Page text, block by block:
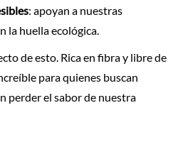
: apoyan a nuestras
la huella ecológica.
de esto. Rica en fibra y libre de
para quienes buscan
perder el sabor de nuestra